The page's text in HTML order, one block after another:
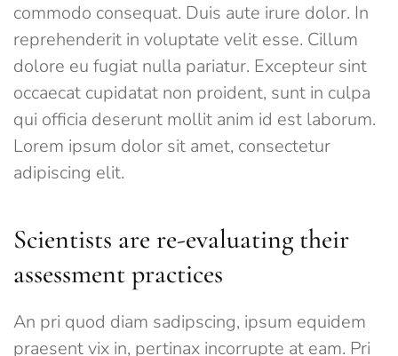
commodo consequat. Duis aute irure dolor. In
reprehenderit in voluptate velit esse. Cillum
dolore eu fugiat nulla pariatur. Excepteur sint
occaecat cupidatat non proident, sunt in culpa
qui officia deserunt mollit anim id est laborum.
Lorem ipsum dolor sit amet, consectetur
adipiscing elit.
Scientists are re-evaluating their
assessment practices
An pri quod diam sadipscing, ipsum equidem
praesent vix in, pertinax incorrupte at eam. Pri